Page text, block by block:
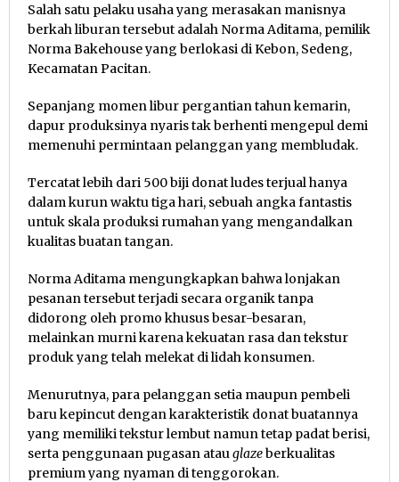
Salah satu pelaku usaha yang merasakan manisnya
berkah liburan tersebut adalah Norma Aditama, pemilik
Norma Bakehouse yang berlokasi di Kebon, Sedeng,
Kecamatan Pacitan.
Sepanjang momen libur pergantian tahun kemarin,
dapur produksinya nyaris tak berhenti mengepul demi
memenuhi permintaan pelanggan yang membludak.
Tercatat lebih dari 500 biji donat ludes terjual hanya
dalam kurun waktu tiga hari, sebuah angka fantastis
untuk skala produksi rumahan yang mengandalkan
kualitas buatan tangan.
Norma Aditama mengungkapkan bahwa lonjakan
pesanan tersebut terjadi secara organik tanpa
didorong oleh promo khusus besar-besaran,
melainkan murni karena kekuatan rasa dan tekstur
produk yang telah melekat di lidah konsumen.
Menurutnya, para pelanggan setia maupun pembeli
baru kepincut dengan karakteristik donat buatannya
yang memiliki tekstur lembut namun tetap padat berisi,
serta penggunaan pugasan atau glazeberkualitas
premium yang nyaman di tenggorokan.